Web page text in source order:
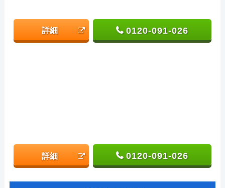
詳細 0120-091-026
詳細 0120-091-026